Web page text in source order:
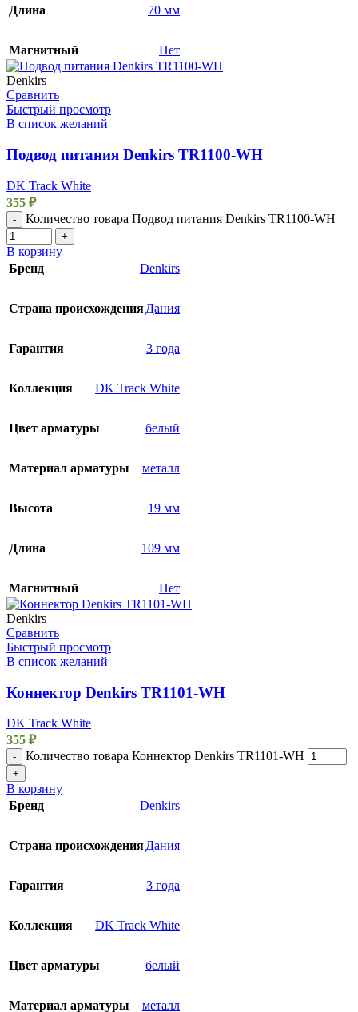
Длина 70 мм
Магнитный Нет
Denkirs
Сравнить
Быстрый просмотр
В список желаний
Подвод питания Denkirs TR1100-WH
DK Track White
355 ₽
- Количество товара Подвод питания Denkirs TR1100-WH
+
В корзину
Бренд
Denkirs
Страна происхожденияДания
Гарантия 3 года
Коллекция DK Track White
Цвет арматуры белый
Материал арматуры металл
Высота 19 мм
Длина 109 мм
Магнитный Нет
Denkirs
Сравнить
Быстрый просмотр
В список желаний
Коннектор Denkirs TR1101-WH
DK Track White
355 ₽
- Количество товара Коннектор Denkirs TR1101-WH
+
В корзину
Бренд
Denkirs
Страна происхожденияДания
Гарантия 3 года
Коллекция DK Track White
Цвет арматуры белый
Материал арматуры металл